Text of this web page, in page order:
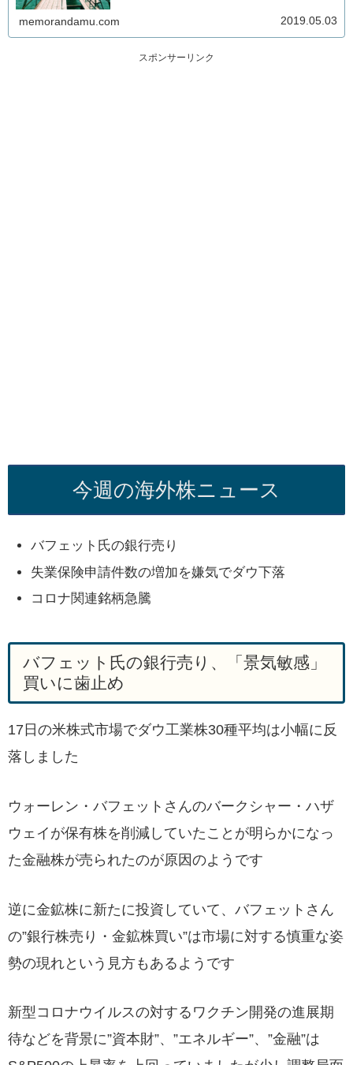
memorandamu.com 2019.05.03
スポンサーリンク
今週の海外株ニュース
バフェット氏の銀行売り
失業保険申請件数の増加を嫌気でダウ下落
コロナ関連銘柄急騰
バフェット氏の銀行売り、「景気敏感」
買いに歯止め
17日の米株式市場でダウ工業株30種平均は小幅に反
落しました
ウォーレン・バフェットさんのバークシャー・ハザ
ウェイが保有株を削減していたことが明らかになっ
た金融株が売られたのが原因のようです
逆に金鉱株に新たに投資していて、バフェットさん
の”銀行株売り・金鉱株買い”は市場に対する慎重な姿
勢の現れという見方もあるようです
新型コロナウイルスの対するワクチン開発の進展期
待などを背景に”資本財”、”エネルギー”、”金融”は